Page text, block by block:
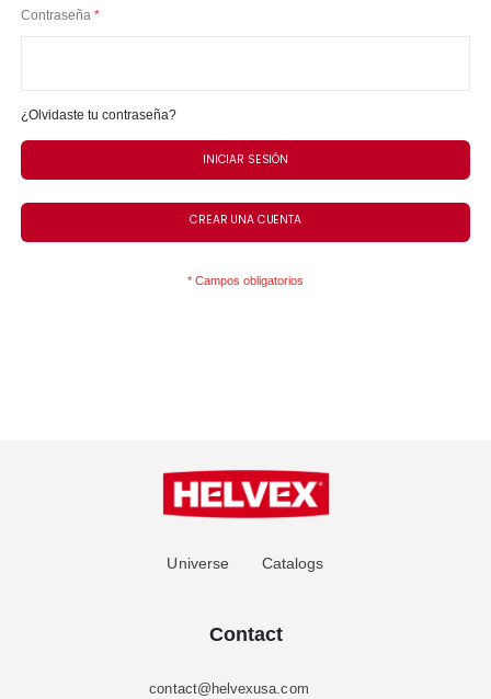
Contraseña
¿Olvidaste tu contraseña?
INICIAR SESIÓN
CREAR UNA CUENTA
Universe Catalogs
Contact
contact@helvexusa.com